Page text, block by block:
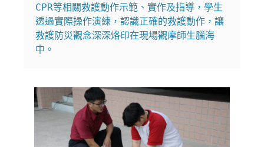
CPR等相關救護動作示範、實作及指導，學生
透過實際操作演練，認識正確的救護動作，讓
救護防災觀念深深烙印在現場觀摩師生腦海
中。